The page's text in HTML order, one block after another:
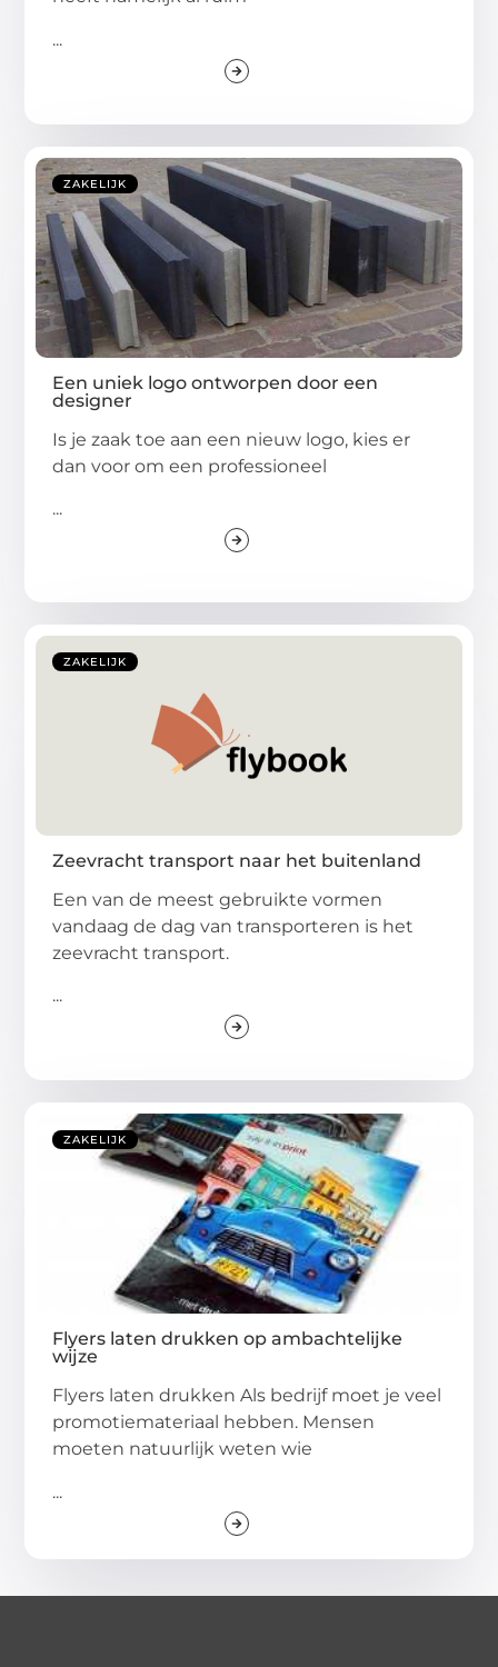
...
ZAKELIJK
Een uniek logo ontworpen door een
designer
Is je zaak toe aan een nieuw logo, kies er
dan voor om een professioneel
...
ZAKELIJK
Zeevracht transport naar het buitenland
Een van de meest gebruikte vormen
vandaag de dag van transporteren is het
zeevracht transport.
...
ZAKELIJK
Flyers laten drukken op ambachtelijke
wijze
Flyers laten drukken Als bedrijf moet je veel
promotiemateriaal hebben. Mensen
moeten natuurlijk weten wie
...